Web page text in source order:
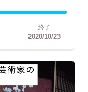
終了
2020/10/23